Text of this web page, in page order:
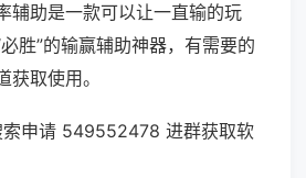
辅助是一款可以让一直输的玩
胜”的输赢辅助神器，有需要的
获取使用。
索申请 549552478 进群获取软